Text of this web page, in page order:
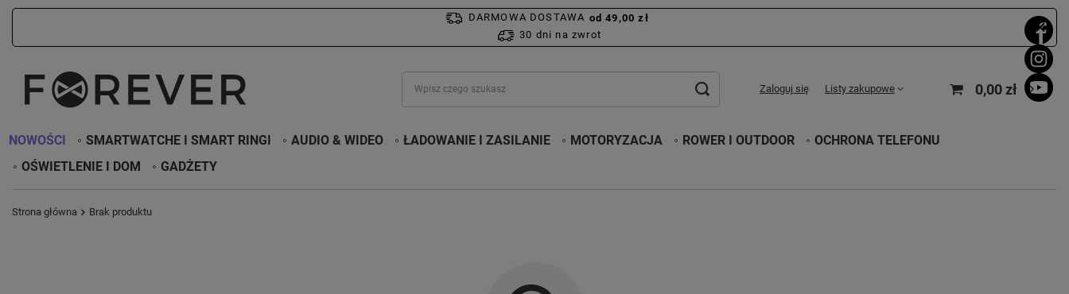
DARMOWA DOSTAWA od 49,00 zł
30 dni na zwrot
Zaloguj się Listy zakupowe 0,00 zł
NOWOŚCI SMARTWATCHE I SMART RINGI AUDIO & WIDEO ŁADOWANIE I ZASILANIE MOTORYZACJA ROWER I OUTDOOR
OCHRONA TELEFONU
OŚWIETLENIE I DOM
GADŻETY
Strona główna Brak produktu